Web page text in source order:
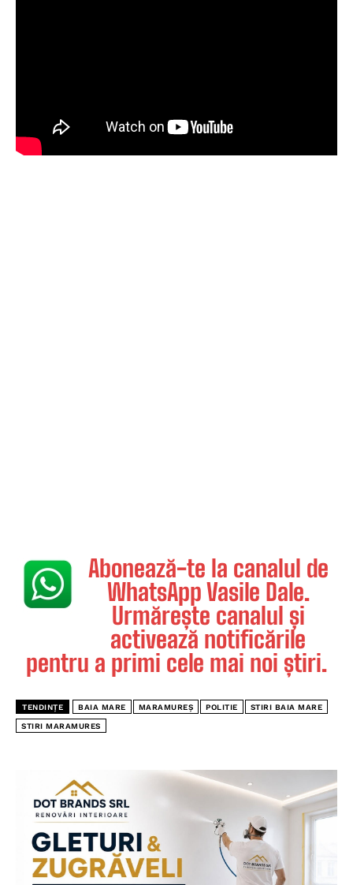
Abonează-te la canalul de
WhatsApp Vasile Dale.
Urmărește canalul și
activează notificările
pentru a primi cele mai noi știri.
TENDINȚE BAIA MARE MARAMUREȘ POLITIE STIRI BAIA MARE
STIRI MARAMURES